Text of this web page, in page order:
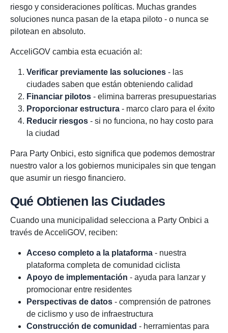
riesgo y consideraciones políticas. Muchas grandes
soluciones nunca pasan de la etapa piloto - o nunca se
pilotean en absoluto.
AcceliGOV cambia esta ecuación al:
Verificar previamente las soluciones - las
ciudades saben que están obteniendo calidad
Financiar pilotos - elimina barreras presupuestarias
Proporcionar estructura - marco claro para el éxito
Reducir riesgos - si no funciona, no hay costo para
la ciudad
Para Party Onbici, esto significa que podemos demostrar
nuestro valor a los gobiernos municipales sin que tengan
que asumir un riesgo financiero.
Qué Obtienen las Ciudades
Cuando una municipalidad selecciona a Party Onbici a
través de AcceliGOV, reciben:
Acceso completo a la plataforma - nuestra
plataforma completa de comunidad ciclista
Apoyo de implementación - ayuda para lanzar y
promocionar entre residentes
Perspectivas de datos - comprensión de patrones
de ciclismo y uso de infraestructura
Construcción de comunidad - herramientas para